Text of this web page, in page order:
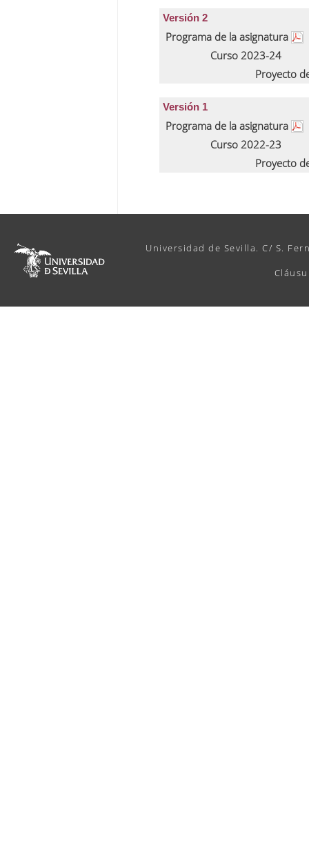
Versión 2
Programa de la asignatura
Curso 2023-24
Proyecto
Versión 1
Programa de la asignatura
Curso 2022-23
Proyecto
Universidad de Sevilla. C/ S.